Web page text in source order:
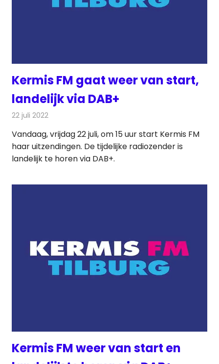
Kermis FM gaat weer van start,
landelijk via DAB+
22 juli 2022
Vandaag, vrijdag 22 juli, om 15 uur start Kermis FM
haar uitzendingen. De tijdelijke radiozender is
landelijk te horen via DAB+.
Kermis FM weer van start en